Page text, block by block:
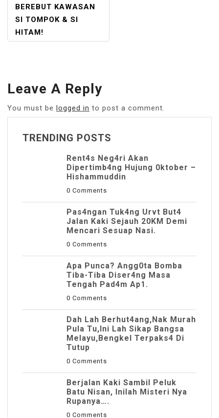
BEREBUT KAWASAN
SI TOMPOK & SI
HITAM!
Leave A Reply
You must be logged in to post a comment.
TRENDING POSTS
Rent4s Neg4ri Akan
Dipertimb4ng Hujung 0ktober –
Hishammuddin
0 Comments
Pas4ngan Tuk4ng Urvt But4
JaIan Kaki Sejauh 20KM Demi
Mencari Sesuap Nasi.
0 Comments
Apa Punca? Angg0ta Bomba
Tiba-Tiba Diser4ng Masa
Tengah Pad4m Ap1.
0 Comments
Dah Lah Berhut4ang,Nak Murah
Pula Tu,Ini Lah Sikap Bangsa
Melayu,Bengkel Terpaks4 Di
Tutup
0 Comments
Berjalan Kaki Sambil Peluk
Batu Nisan, Inilah Misteri Nya
Rupanya….
0 Comments